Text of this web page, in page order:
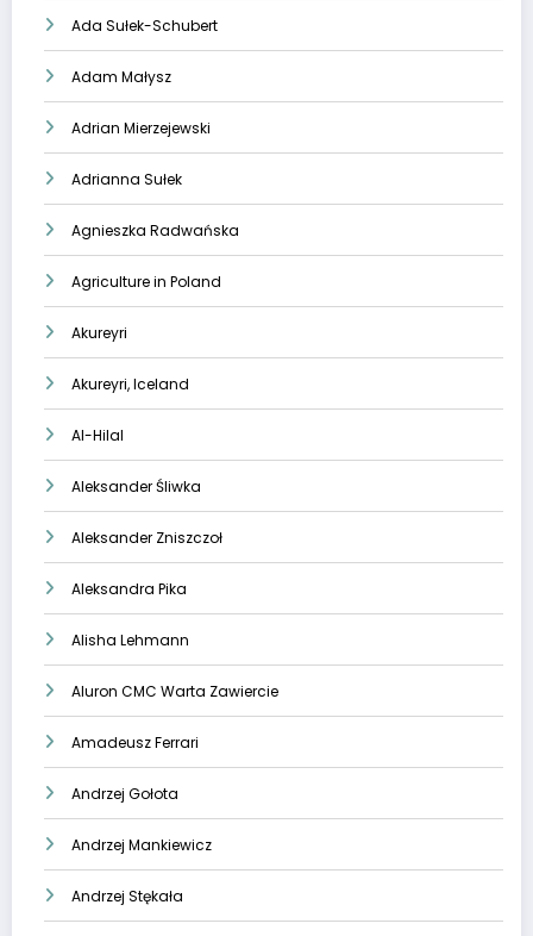
Ada Sułek-Schubert
Adam Małysz
Adrian Mierzejewski
Adrianna Sułek
Agnieszka Radwańska
Agriculture in Poland
Akureyri
Akureyri, Iceland
Al-Hilal
Aleksander Śliwka
Aleksander Zniszczoł
Aleksandra Pika
Alisha Lehmann
Aluron CMC Warta Zawiercie
Amadeusz Ferrari
Andrzej Gołota
Andrzej Mankiewicz
Andrzej Stękała